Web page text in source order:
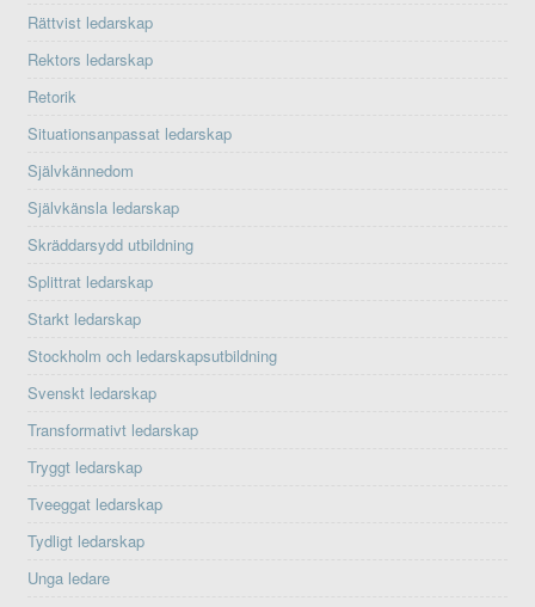
Rättvist ledarskap
Rektors ledarskap
Retorik
Situationsanpassat ledarskap
Självkännedom
Självkänsla ledarskap
Skräddarsydd utbildning
Splittrat ledarskap
Starkt ledarskap
Stockholm och ledarskapsutbildning
Svenskt ledarskap
Transformativt ledarskap
Tryggt ledarskap
Tveeggat ledarskap
Tydligt ledarskap
Unga ledare